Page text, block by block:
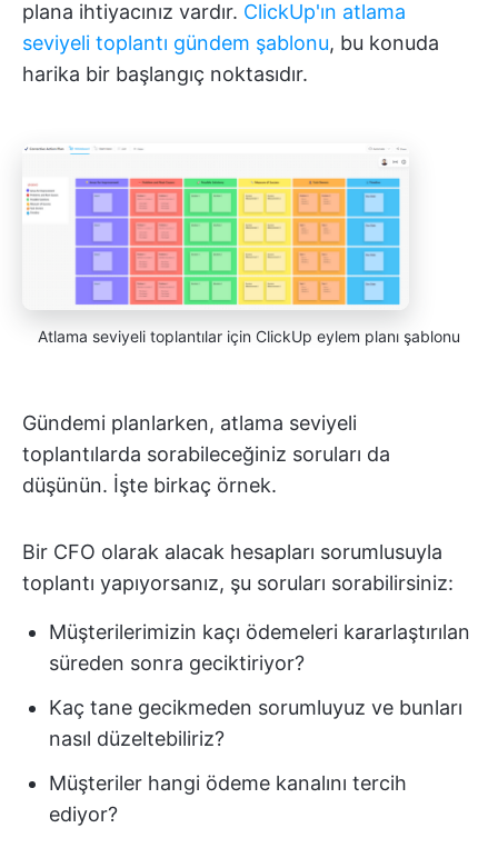
plana ihtiyacınız vardır. ClickUp'ın atlama
seviyeli toplantı gündem şablonu, bu konuda
harika bir başlangıç noktasıdır.
Atlama seviyeli toplantılar için ClickUp eylem planı şablonu
Gündemi planlarken, atlama seviyeli
toplantılarda sorabileceğiniz soruları da
düşünün. İşte birkaç örnek.
Bir CFO olarak alacak hesapları sorumlusuyla
toplantı yapıyorsanız, şu soruları sorabilirsiniz:
Müşterilerimizin kaçı ödemeleri kararlaştırılan
süreden sonra geciktiriyor?
Kaç tane gecikmeden sorumluyuz ve bunları
nasıl düzeltebiliriz?
Müşteriler hangi ödeme kanalını tercih
ediyor?